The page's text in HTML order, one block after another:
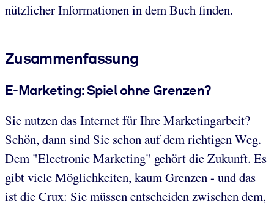
nützlicher Informationen in dem Buch finden.
Zusammenfassung
E-Marketing: Spiel ohne Grenzen?
Sie nutzen das Internet für Ihre Marketingarbeit?
Schön, dann sind Sie schon auf dem richtigen Weg.
Dem "Electronic Marketing" gehört die Zukunft. Es
gibt viele Möglichkeiten, kaum Grenzen - und das
ist die Crux: Sie müssen entscheiden zwischen dem,